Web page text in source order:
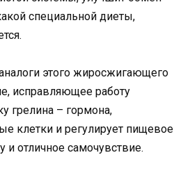
специальной диеты,
этого жиросжигающего
исправляющее работу
грелина – гормона,
клетки и регулирует пищевое
отличное самочувствие.